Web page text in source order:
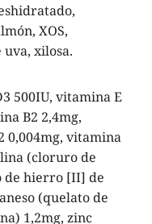
XOS,
xilosa.
500IU, vitamina E
B2 2,4mg,
0,004mg, vitamina
(cloruro de
de hierro [II] de
(quelato de
1,2mg, zinc